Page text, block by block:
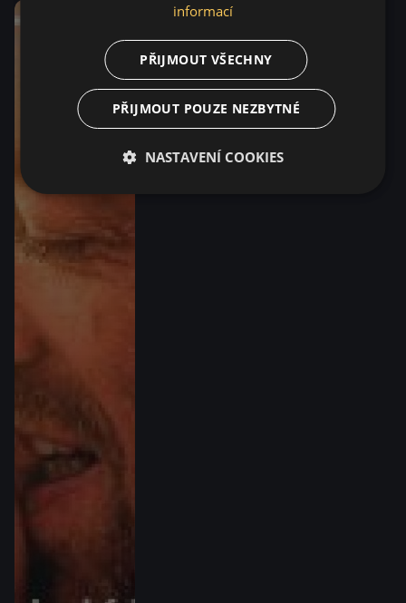
informací
PŘIJMOUT VŠECHNY
PŘIJMOUT POUZE NEZBYTNÉ
NASTAVENÍ COOKIES